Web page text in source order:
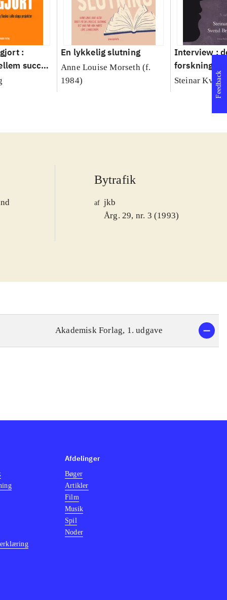
:
succes
slags
En lykkelig slutning
Anne Louise Morseth (f.
1984)
Interview :
håndværk
Steinar Kvale
Bytrafik
af jkb
Årg. 29, nr. 3 (1993)
Akademisk Forlag, 1. udgave
Feedback
Afdelinger
Bøger
Artikler
Film
Musik
Spil
Noder